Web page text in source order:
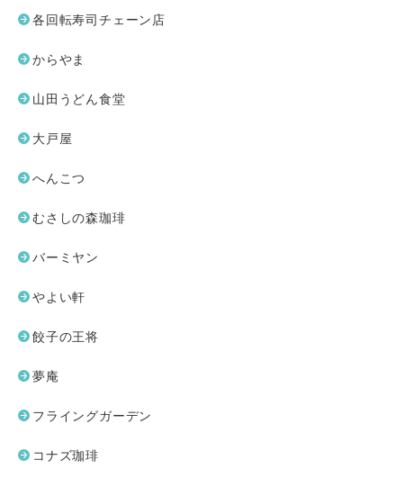
各回転寿司チェーン店
からやま
山田うどん食堂
大戸屋
へんこつ
むさしの森珈琲
バーミヤン
やよい軒
餃子の王将
夢庵
フライングガーデン
コナズ珈琲